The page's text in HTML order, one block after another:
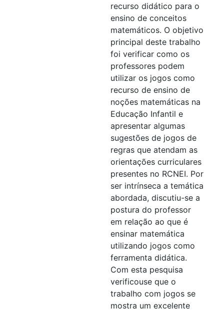
recurso didático para o
ensino de conceitos
matemáticos. O objetivo
principal deste trabalho
foi verificar como os
professores podem
utilizar os jogos como
recurso de ensino de
noções matemáticas na
Educação Infantil e
apresentar algumas
sugestões de jogos de
regras que atendam as
orientações curriculares
presentes no RCNEI. Por
ser intrínseca a temática
abordada, discutiu-se a
postura do professor
em relação ao que é
ensinar matemática
utilizando jogos como
ferramenta didática.
Com esta pesquisa
verificouse que o
trabalho com jogos se
mostra um excelente